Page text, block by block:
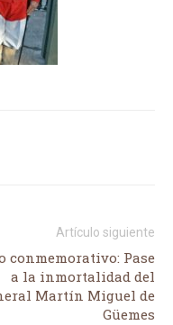
Artículo siguiente
conmemorativo: Pase
a la inmortalidad del
Martín Miguel de
Güemes